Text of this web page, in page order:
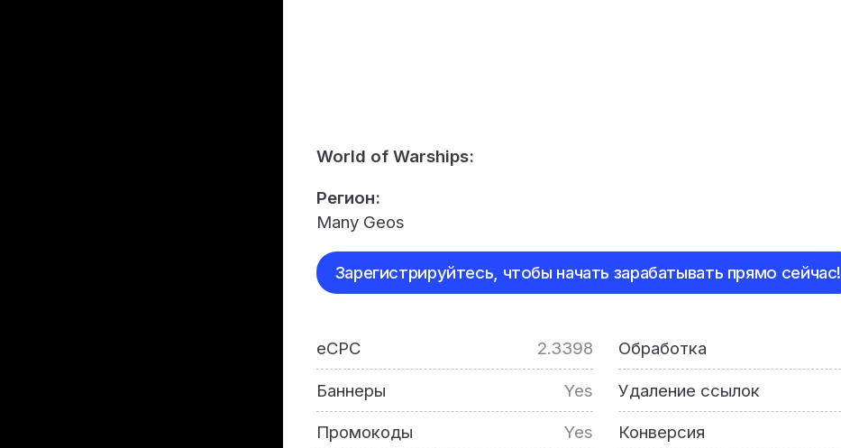
World of Warships:
Регион:
Many Geos
Зарегистрируйтесь, чтобы начать зарабатывать прямо сейчас!
eCPC 2.3398 Обработка
Баннеры Yes Удаление ссылок
Промокоды Yes Конверсия